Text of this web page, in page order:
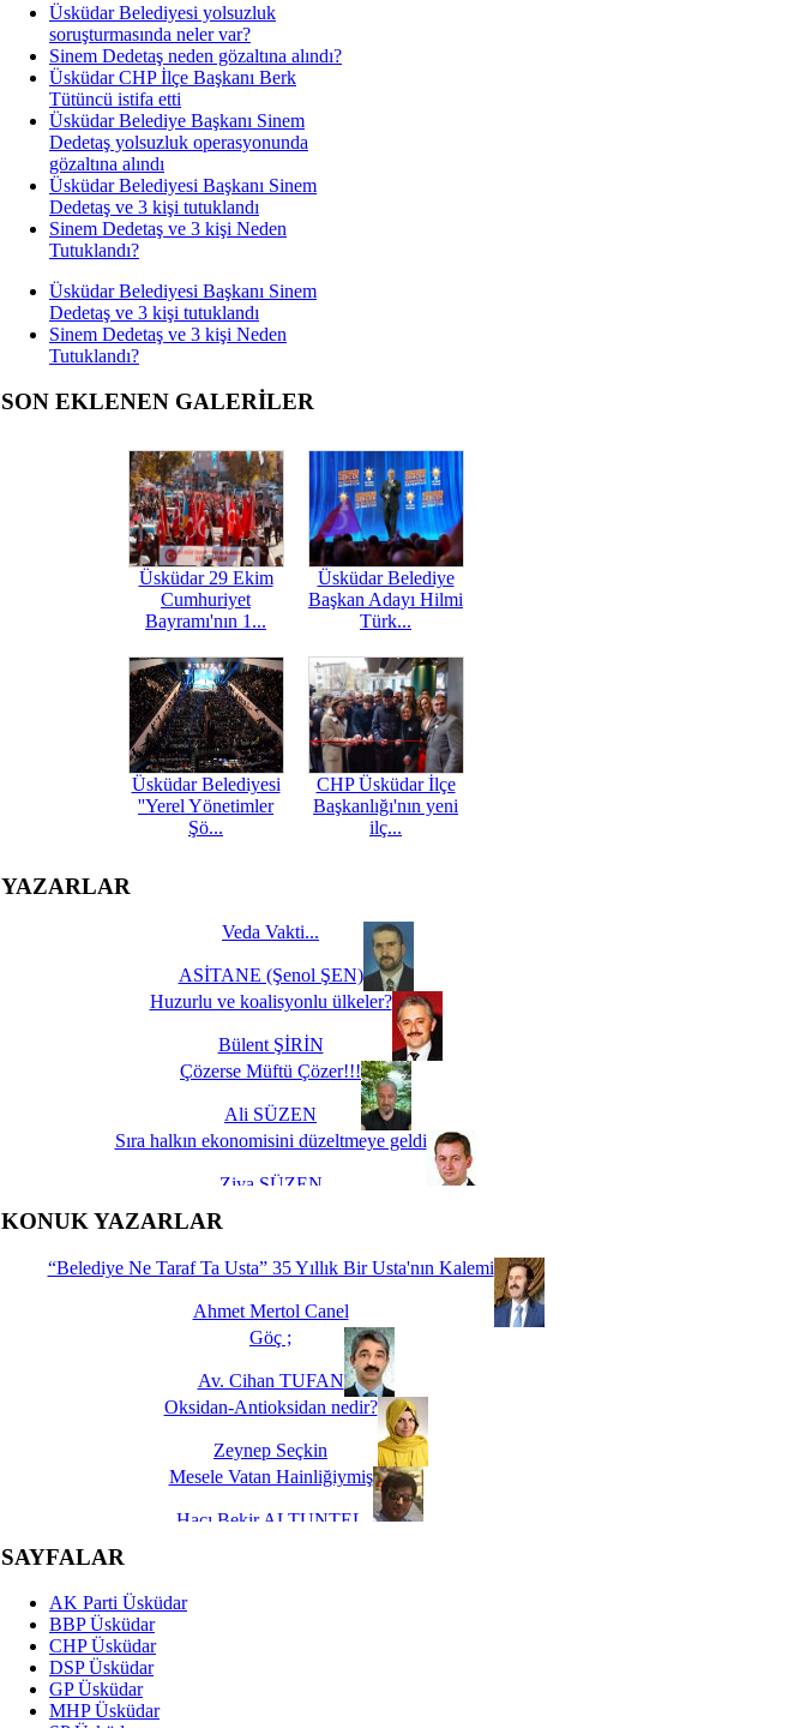
Üsküdar Belediyesi yolsuzluk
soruşturmasında neler var?
Sinem Dedetaş neden gözaltına alındı?
Üsküdar CHP İlçe Başkanı Berk
Tütüncü istifa etti
Üsküdar Belediye Başkanı Sinem
Dedetaş yolsuzluk operasyonunda
gözaltına alındı
Üsküdar Belediyesi Başkanı Sinem
Dedetaş ve 3 kişi tutuklandı
Sinem Dedetaş ve 3 kişi Neden
Tutuklandı?
Üsküdar Belediyesi Başkanı Sinem
Dedetaş ve 3 kişi tutuklandı
Sinem Dedetaş ve 3 kişi Neden
Tutuklandı?
SON EKLENEN GALERİLER
Üsküdar 29 Ekim
Cumhuriyet
Bayramı'nın 1...
Üsküdar Belediye
Başkan Adayı Hilmi
Türk...
Üsküdar Belediyesi
''Yerel Yönetimler
Şö...
CHP Üsküdar İlçe
Başkanlığı'nın yeni
ilç...
YAZARLAR
Veda Vakti...
ASİTANE (Şenol ŞEN)
Huzurlu ve koalisyonlu ülkeler?
Bülent ŞİRİN
Çözerse Müftü Çözer!!!
Ali SÜZEN
Sıra halkın ekonomisini düzeltmeye geldi
Ziya SÜZEN
İşte Biz buyuz...
KONUK YAZARLAR
“Belediye Ne Taraf Ta Usta” 35 Yıllık Bir Usta'nın Kalemi
Ahmet Mertol Canel
Göç ;
Av. Cihan TUFAN
Oksidan-Antioksidan nedir?
Zeynep Seçkin
Mesele Vatan Hainliğiymiş
Hacı Bekir ALTUNTEL
Dünya Fani, Ama Kısa Bir Süre De Olsa Burdayız
Hukukun Adaleti Kalmadı Üstadım!
SAYFALAR
AK Parti Üsküdar
BBP Üsküdar
CHP Üsküdar
DSP Üsküdar
GP Üsküdar
MHP Üsküdar